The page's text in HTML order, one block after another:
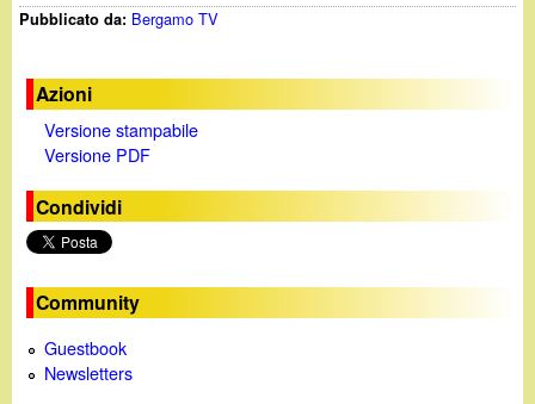
i
e
Pubblicato da: Bergamo TV
Azioni
Versione stampabile
Versione PDF
Condividi
Community
Guestbook
Newsletters